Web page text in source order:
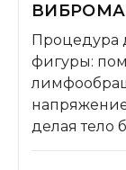
Процедура
фигуры:
делая тело